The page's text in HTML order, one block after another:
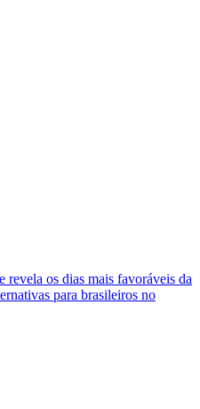
revela os dias mais favoráveis da
para brasileiros no